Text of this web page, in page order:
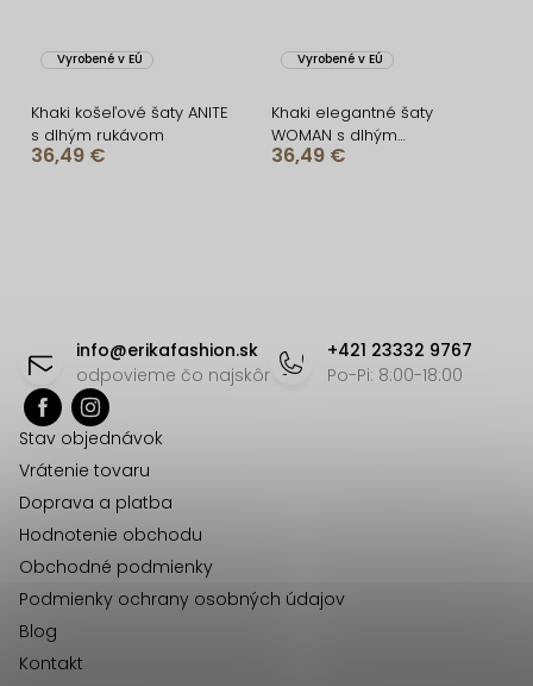
Vyrobené v EÚ
Khaki košeľové šaty ANITE
s dlhým rukávom
36,49 €
Vyrobené v EÚ
Khaki elegantné šaty
WOMAN s dlhým
rukávom
36,49 €
a
y
info@erikafashion.sk
odpovieme čo najskôr
+421 23332 9767
Po-Pi: 8:00-18:00
Stav objednávok
Vrátenie tovaru
Doprava a platba
Hodnotenie obchodu
Obchodné podmienky
Podmienky ochrany osobných údajov
Blog
Kontakt